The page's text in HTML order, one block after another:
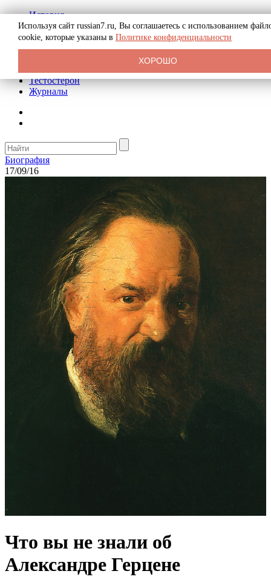
История
Биография
Криминал
Реклама на сайте
Тестостерон
Журналы
Биография
17/09/16
Что вы не знали об
Александре Герцене
Используя сайт russian7.ru, Вы соглашаетесь с использованием
cookie, которые указаны в Политике конфиденциальности
ХОРОШО